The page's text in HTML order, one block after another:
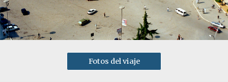
Fotos del viaje